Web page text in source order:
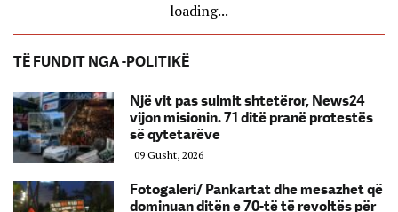
loading...
TË FUNDIT NGA -POLITIKË
Një vit pas sulmit shtetëror, News24
vijon misionin. 71 ditë pranë protestës
së qytetarëve
09 Gusht, 2026
Fotogaleri/ Pankartat dhe mesazhet që
dominuan ditën e 70-të të revoltës për